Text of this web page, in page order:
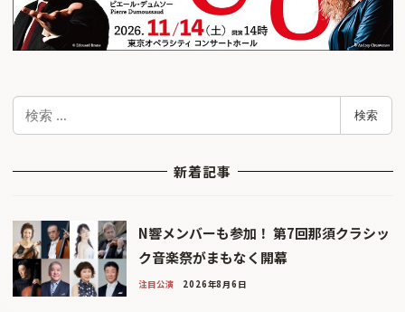
検
検索
新着記事
N響メンバーも参加！ 第7回那須クラシッ
ク音楽祭がまもなく開幕
注目公演 2026年8月6日